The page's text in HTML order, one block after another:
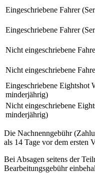
Eingeschriebene Fahrer
Eingeschriebene Fahrer
Nicht eingeschriebene
Nicht eingeschriebene
Eingeschriebene Eightshot
minderjährig)
Nicht eingeschriebene
minderjährig)
Die Nachnenngebühr
als 14 Tage vor dem ersten
Bei Absagen seitens der
Bearbeitungsgebühr